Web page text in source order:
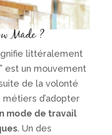
Made ?
littéralement
est un mouvement
de la volonté
d’adopter
mode de travail
. Un des